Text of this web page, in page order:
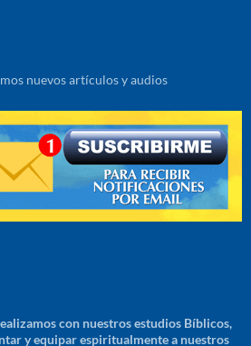
nuevos artículos y audios
con nuestros estudios Bíblicos,
y equipar espiritualmente a nuestros